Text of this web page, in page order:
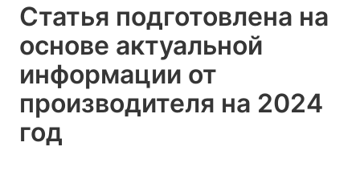
Статья подготовлена на
основе актуальной
информации от
производителя на 2024
год